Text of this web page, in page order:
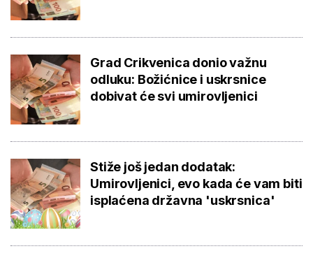
Grad Crikvenica donio važnu
odluku: Božićnice i uskrsnice
dobivat će svi umirovljenici
Stiže još jedan dodatak:
Umirovljenici, evo kada će vam biti
isplaćena državna 'uskrsnica'